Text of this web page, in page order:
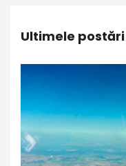
Ultimele postări